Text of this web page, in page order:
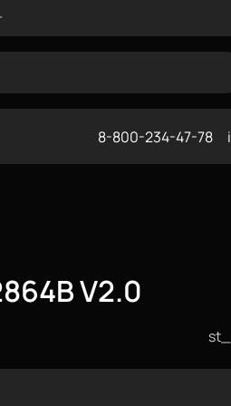
8-800-234-47-78
V2.0